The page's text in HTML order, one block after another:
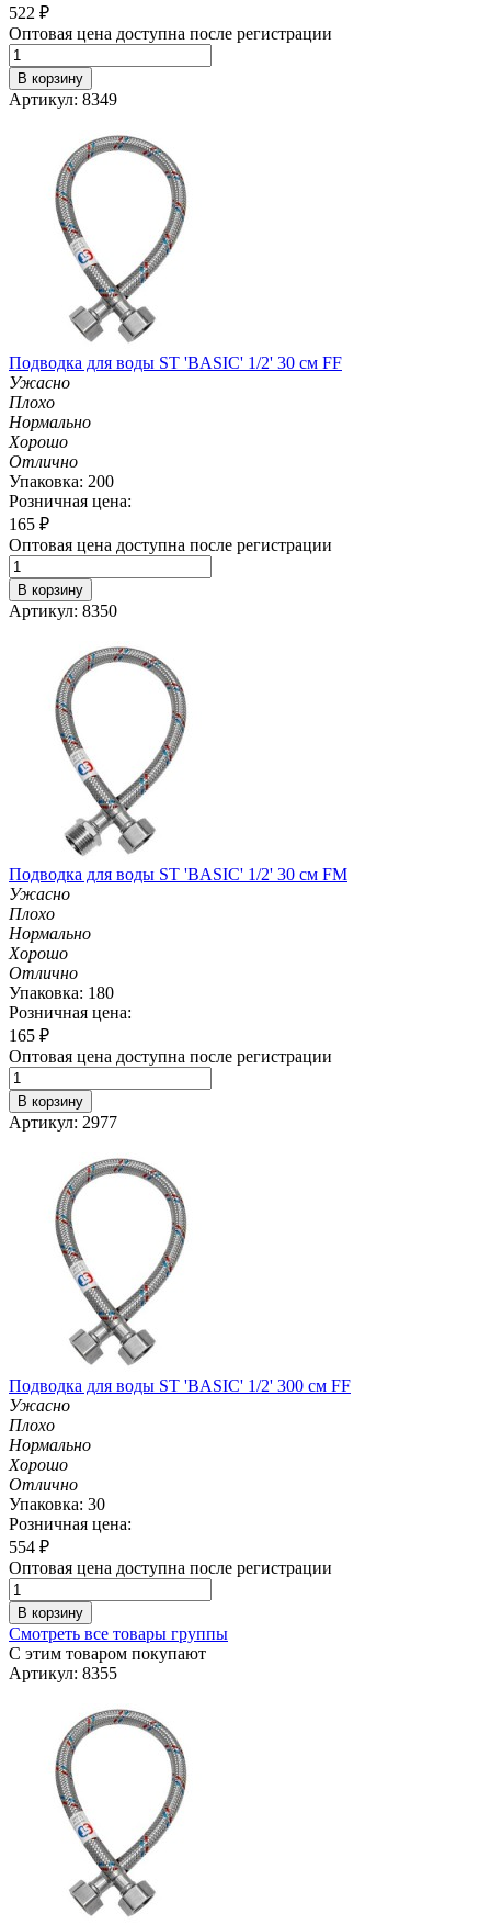
522 ₽
Оптовая цена доступна после регистрации
В корзину
Артикул: 8349
Подводка для воды ST 'BASIC' 1/2' 30 см FF
Ужасно
Плохо
Нормально
Хорошо
Отлично
Упаковка: 200
Розничная цена:
165 ₽
Оптовая цена доступна после регистрации
В корзину
Артикул: 8350
Подводка для воды ST 'BASIC' 1/2' 30 см FM
Ужасно
Плохо
Нормально
Хорошо
Отлично
Упаковка: 180
Розничная цена:
165 ₽
Оптовая цена доступна после регистрации
В корзину
Артикул: 2977
Подводка для воды ST 'BASIC' 1/2' 300 см FF
Ужасно
Плохо
Нормально
Хорошо
Отлично
Упаковка: 30
Розничная цена:
554 ₽
Оптовая цена доступна после регистрации
В корзину
Смотреть все товары группы
С этим товаром покупают
Артикул: 8355